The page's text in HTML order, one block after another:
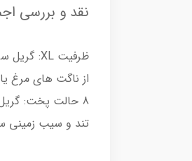
نقد و بررسی
از ناگت های مرغ
تند و سیب زمینی